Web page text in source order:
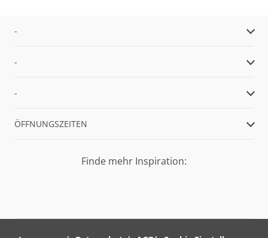
-
-
-
ÖFFNUNGSZEITEN
Finde mehr Inspiration: